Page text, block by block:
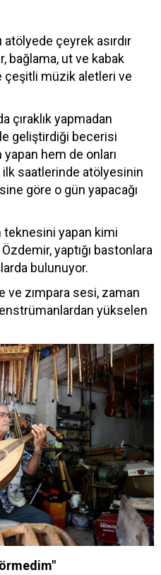
çeyrek asırdır
bağlama, ut ve kabak
çeşitli müzik aletleri ve
çıraklık yapmadan
geliştirdiği becerisi
hem de onları
ilk saatlerinde atölyesinin
göre o gün yapacağı
teknesini yapan kimi
yaptığı bastonlara
bulunuyor.
zımpara sesi, zaman
yükselen